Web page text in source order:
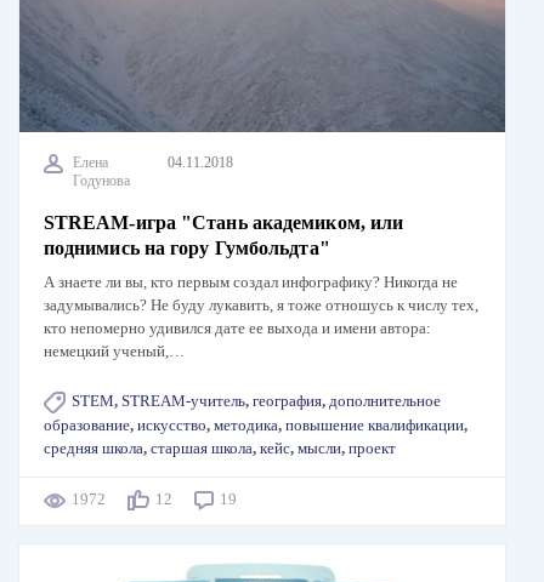
Елена
Годунова
04.11.2018
STREAM-игра "Стань академиком, или
поднимись на гору Гумбольдта"
А знаете ли вы, кто первым создал инфографику? Никогда не
задумывались? Не буду лукавить, я тоже отношусь к числу тех,
кто непомерно удивился дате ее выхода и имени автора:
немецкий ученый,…
STEM, STREAM-учитель, география, дополнительное
образование, искусство, методика, повышение квалификации,
средняя школа, старшая школа, кейс, мысли, проект
1972 12 19